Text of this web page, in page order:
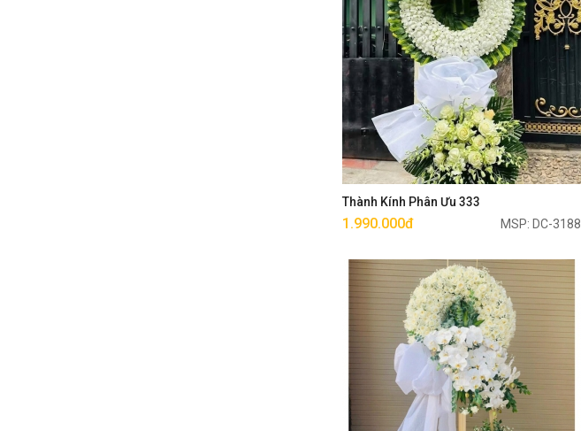
Thành Kính Phân Ưu 333
1.990.000đ MSP: DC-3188
Mua ngay